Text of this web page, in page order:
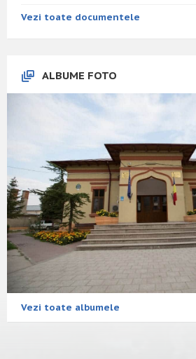
Vezi toate documentele
ALBUME FOTO
Vezi toate albumele